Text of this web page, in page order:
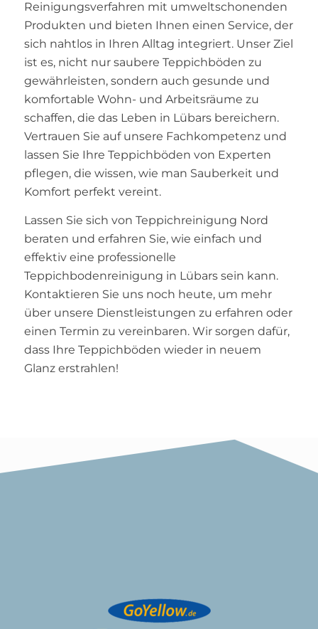
Reinigungsverfahren mit umweltschonenden
Produkten und bieten Ihnen einen Service, der
sich nahtlos in Ihren Alltag integriert. Unser Ziel
ist es, nicht nur saubere Teppichböden zu
gewährleisten, sondern auch gesunde und
komfortable Wohn- und Arbeitsräume zu
schaffen, die das Leben in Lübars bereichern.
Vertrauen Sie auf unsere Fachkompetenz und
lassen Sie Ihre Teppichböden von Experten
pflegen, die wissen, wie man Sauberkeit und
Komfort perfekt vereint.
Lassen Sie sich von Teppichreinigung Nord
beraten und erfahren Sie, wie einfach und
effektiv eine professionelle
Teppichbodenreinigung in Lübars sein kann.
Kontaktieren Sie uns noch heute, um mehr
über unsere Dienstleistungen zu erfahren oder
einen Termin zu vereinbaren. Wir sorgen dafür,
dass Ihre Teppichböden wieder in neuem
Glanz erstrahlen!